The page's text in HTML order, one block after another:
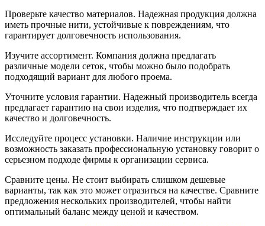
Проверьте качество материалов. Надежная продукция должна
иметь прочные нити, устойчивые к повреждениям, что
гарантирует долговечность использования.
Изучите ассортимент. Компания должна предлагать
различные модели сеток, чтобы можно было подобрать
подходящий вариант для любого проема.
Уточните условия гарантии. Надежный производитель всегда
предлагает гарантию на свои изделия, что подтверждает их
качество и долговечность.
Исследуйте процесс установки. Наличие инструкции или
возможность заказать профессиональную установку говорит о
серьезном подходе фирмы к организации сервиса.
Сравните цены. Не стоит выбирать слишком дешевые
варианты, так как это может отразиться на качестве. Сравните
предложения нескольких производителей, чтобы найти
оптимальный баланс между ценой и качеством.